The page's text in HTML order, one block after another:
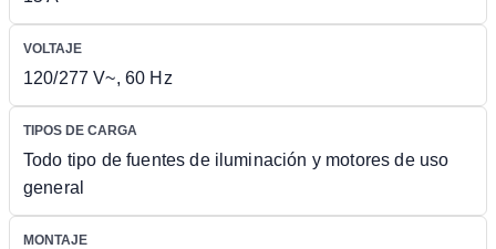
VOLTAJE
120/277 V~, 60 Hz
TIPOS DE CARGA
Todo tipo de fuentes de iluminación y motores de uso
general
MONTAJE